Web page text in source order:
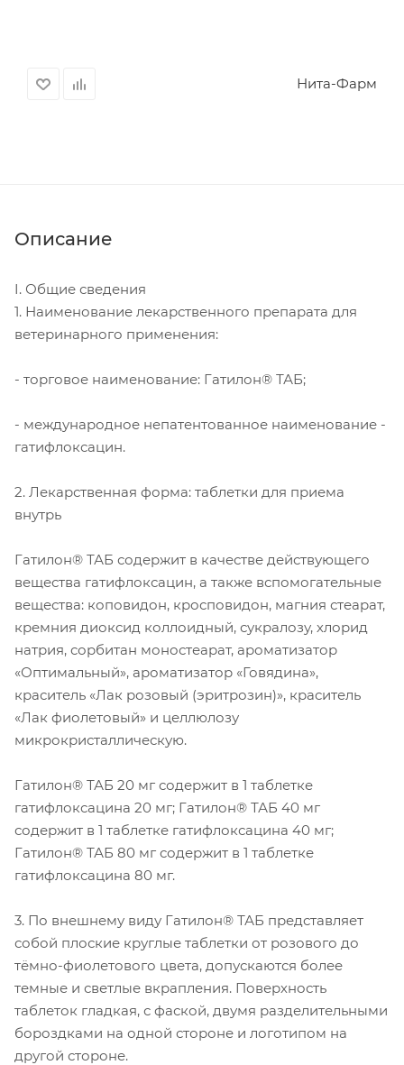
Нита-Фарм
Описание
I. Общие сведения
1. Наименование лекарственного препарата для
ветеринарного применения:
- торговое наименование: Гатилон® ТАБ;
- международное непатентованное наименование -
гатифлоксацин.
2. Лекарственная форма: таблетки для приема
внутрь
Гатилон® ТАБ содержит в качестве действующего
вещества гатифлоксацин, а также вспомогательные
вещества: коповидон, кросповидон, магния стеарат,
кремния диоксид коллоидный, сукралозу, хлорид
натрия, сорбитан моностеарат, ароматизатор
«Оптимальный», ароматизатор «Говядина»,
краситель «Лак розовый (эритрозин)», краситель
«Лак фиолетовый» и целлюлозу
микрокристаллическую.
Гатилон® ТАБ 20 мг содержит в 1 таблетке
гатифлоксацина 20 мг; Гатилон® ТАБ 40 мг
содержит в 1 таблетке гатифлоксацина 40 мг;
Гатилон® ТАБ 80 мг содержит в 1 таблетке
гатифлоксацина 80 мг.
3. По внешнему виду Гатилон® ТАБ представляет
собой плоские круглые таблетки от розового до
тёмно-фиолетового цвета, допускаются более
темные и светлые вкрапления. Поверхность
таблеток гладкая, с фаской, двумя разделительными
бороздками на одной стороне и логотипом на
другой стороне.